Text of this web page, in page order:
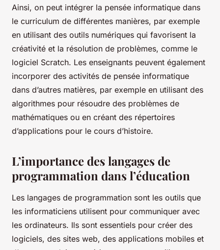
Ainsi, on peut intégrer la pensée informatique dans
le curriculum de différentes manières, par exemple
en utilisant des outils numériques qui favorisent la
créativité et la résolution de problèmes, comme le
logiciel Scratch. Les enseignants peuvent également
incorporer des activités de pensée informatique
dans d’autres matières, par exemple en utilisant des
algorithmes pour résoudre des problèmes de
mathématiques ou en créant des répertoires
d’applications pour le cours d’histoire.
L’importance des langages de
programmation dans l’éducation
Les langages de programmation sont les outils que
les informaticiens utilisent pour communiquer avec
les ordinateurs. Ils sont essentiels pour créer des
logiciels, des sites web, des applications mobiles et